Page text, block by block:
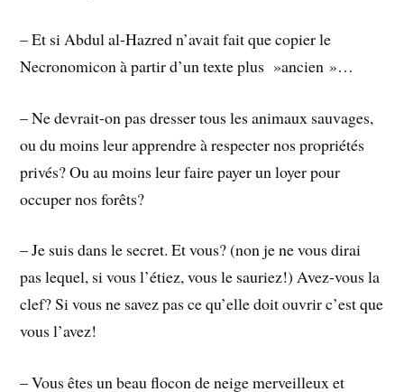
– Et si Abdul al-Hazred n’avait fait que copier le
Necronomicon à partir d’un texte plus »ancien »…
– Ne devrait-on pas dresser tous les animaux sauvages,
ou du moins leur apprendre à respecter nos propriétés
privés? Ou au moins leur faire payer un loyer pour
occuper nos forêts?
– Je suis dans le secret. Et vous? (non je ne vous dirai
pas lequel, si vous l’étiez, vous le sauriez!) Avez-vous la
clef? Si vous ne savez pas ce qu’elle doit ouvrir c’est que
vous l’avez!
–Vous êtes un beau flocon de neige merveilleux et